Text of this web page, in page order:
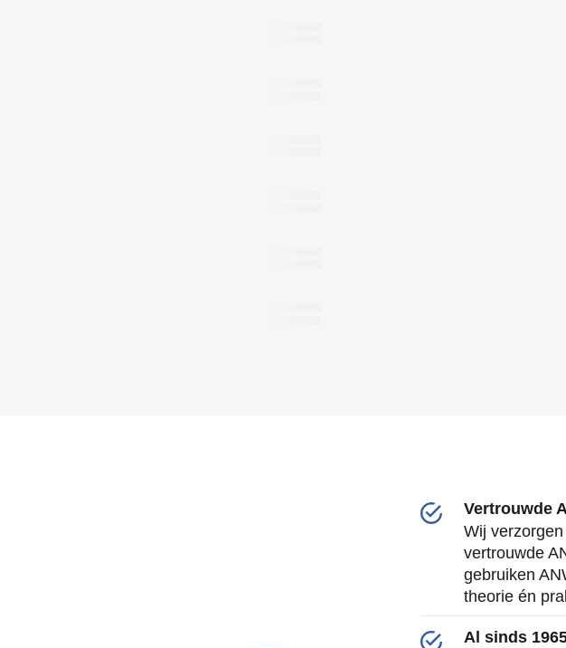
Vertrouwde
Wij
vertrouwde
gebruiken
theorie én
Al sinds